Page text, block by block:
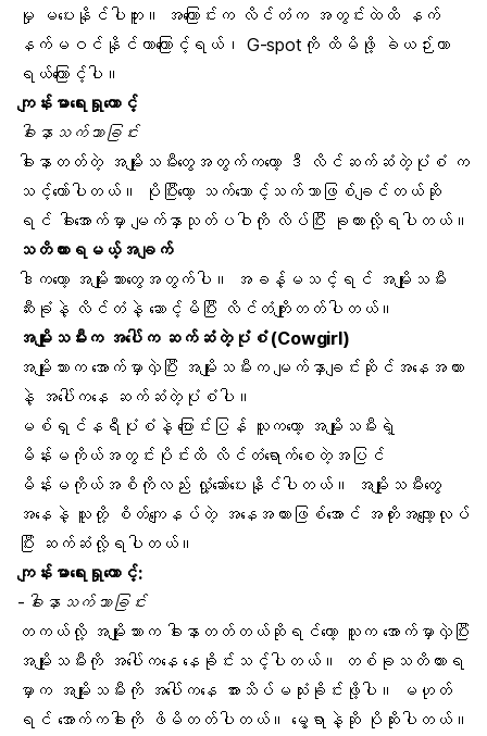
မှု မပေးနိုင်ပါဘူး။ အကြောင်းက လိင်တံက အတွင်းထဲထိ နက်
နက်မဝင်နိုင်တာကြောင့်ရယ်၊ G-spot ကို ထိမိဖို့ ခဲယဉ်းတာ
ရယ်ကြောင့်ပါ။
ကျန်းမာရေးရှုထောင့်
ခါးနာသက်သာခြင်း
ခါးနာတတ်တဲ့ အမျိုးသမီးတွေအတွက်ကတော့ ဒီ လိင်ဆက်ဆံတဲ့ပုံစံ က
သင့်တော်ပါတယ်။ ပိုပြီးတော့ သက်သောင့်သက်သာဖြစ်ချင်တယ်ဆို
ရင် ခါးအောက်မှာ မျက်နှာသုတ်ပဝါကို လိပ်ပြီး ခုထားလို့ရပါတယ်။
သတိထားရမယ့်အချက်
ဒါကတော့ အမျိုးသားတွေအတွက်ပါ။ အခန့်မသင့်ရင် အမျိုးသမီး
ဆီးခုံနဲ့ လိင်တံနဲ့ ဆောင့်မိပြီး လိင်တံကျို းတတ်ပါတယ်။
အမျိုးသမီးက အပေါ်က ဆက်ဆံတဲ့ပုံစံ (Cowgirl)
အမျိုးသားက အောက်မှာလှဲပြီး အမျိုးသမီးက မျက်နှာချင်းဆိုင်အနေအထား
နဲ့ အပေါ်ကနေ ဆက်ဆံတဲ့ပုံစံပါ။
မစ်ရှင်နရီပုံစံနဲ့ ပြောင်းပြန် သူကတော့ အမျိုးသမီးရဲ့
မိန်းမကိုယ်အတွင်းပိုင်းထိ လိင်တံရောက်စေတဲ့အပြင်
မိန်းမကိုယ်အစိကိုလည်း လှုံ့ဆော်ပေးနိုင်ပါတယ်။ အမျိုးသမီးတွေ
အနေနဲ့ သူတို့ စိတ်ကျေနပ်တဲ့ အနေအထားဖြစ်အောင် အတိုးအလျော့လုပ်
ပြီး ဆက်ဆံလို့ရပါတယ်။
ကျန်းမာရေးရှုထောင့်:
-ခါးနာသက်သာခြင်း
တကယ်လို့ အမျိုးသားက ခါးနာတတ်တယ်ဆိုရင်တော့ သူက အောက်မှာလှဲပြီး
အမျိုးသမီးကို အပေါ်ကနေ နေခိုင်းသင့်ပါတယ်။ တစ်ခုသတိထားရ
မှာက အမျိုးသမီးကို အပေါ်ကနေ အားသိပ်မသုံးခိုင်းဖို့ပါ။ မဟုတ်
ရင် အောက်ကခါးကို ဖိမိတတ်ပါတယ်။ မွေ့ရာနဲ့ဆို ပိုဆိုးပါတယ်။